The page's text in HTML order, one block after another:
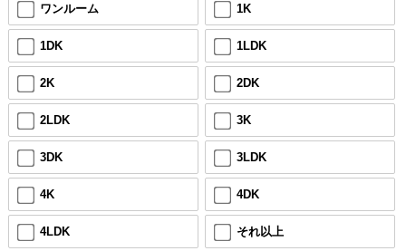
ワンルーム 1K
1DK 1LDK
2K 2DK
2LDK 3K
3DK 3LDK
4K 4DK
4LDK それ以上